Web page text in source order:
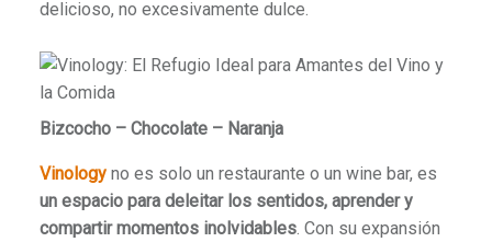
delicioso, no excesivamente dulce.
Bizcocho – Chocolate – Naranja
Vinologyno es solo un restaurante o un wine bar, es
un espacio para deleitar los sentidos, aprender y
compartir momentos inolvidables. Con su expansión